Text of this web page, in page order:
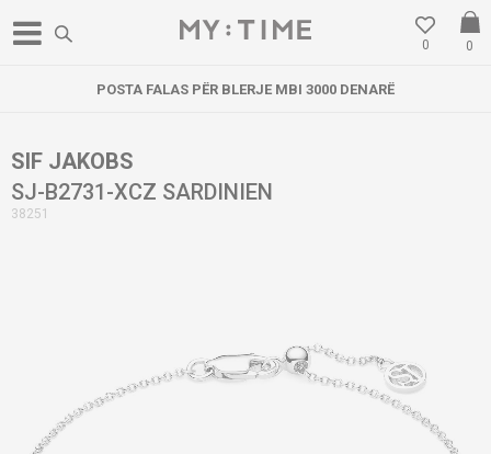
0
0
POSTA FALAS PËR BLERJE MBI 3000 DENARË
SIF JAKOBS
SJ-B2731-XCZ SARDINIEN
38251